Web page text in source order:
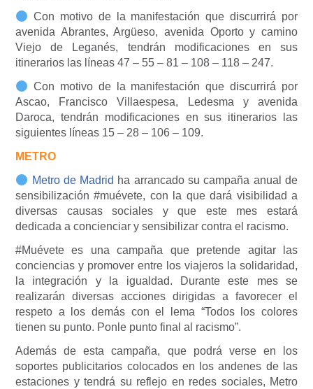
Con motivo de la manifestación que discurrirá por
avenida Abrantes, Argüeso, avenida Oporto y camino
Viejo de Leganés, tendrán modificaciones en sus
itinerarios las líneas 47 – 55 – 81 – 108 – 118 – 247.
Con motivo de la manifestación que discurrirá por
Ascao, Francisco Villaespesa, Ledesma y avenida
Daroca, tendrán modificaciones en sus itinerarios las
siguientes líneas 15 – 28 – 106 – 109.
METRO
Metro de Madrid ha arrancado su campaña anual de
sensibilización #muévete, con la que dará visibilidad a
diversas causas sociales y que este mes estará
dedicada a concienciar y sensibilizar contra el racismo.
#Muévete es una campaña que pretende agitar las
conciencias y promover entre los viajeros la solidaridad,
la integración y la igualdad. Durante este mes se
realizarán diversas acciones dirigidas a favorecer el
respeto a los demás con el lema “Todos los colores
tienen su punto. Ponle punto final al racismo”.
Además de esta campaña, que podrá verse en los
soportes publicitarios colocados en los andenes de las
estaciones y tendrá su reflejo en redes sociales, Metro